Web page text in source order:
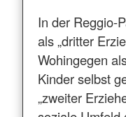
In der Reggio-
als „dritter
Wohingegen
Kinder selbst
„zweiter